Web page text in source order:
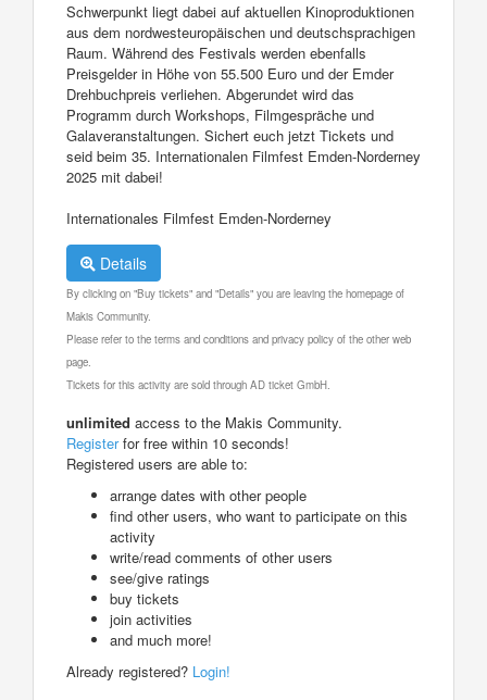
Schwerpunkt liegt dabei auf aktuellen Kinoproduktionen
aus dem nordwesteuropäischen und deutschsprachigen
Raum. Während des Festivals werden ebenfalls
Preisgelder in Höhe von 55.500 Euro und der Emder
Drehbuchpreis verliehen. Abgerundet wird das
Programm durch Workshops, Filmgespräche und
Galaveranstaltungen. Sichert euch jetzt Tickets und
seid beim 35. Internationalen Filmfest Emden-Norderney
2025 mit dabei!
Internationales Filmfest Emden-Norderney
Details
By clicking on "Buy tickets" and "Details" you are leaving the homepage of
Makis Community.
Please refer to the terms and conditions and privacy policy of the other web
page.
Tickets for this activity are sold through AD ticket GmbH.
unlimited access to the Makis Community.
Registerfor free within 10 seconds!
Registered users are able to:
arrange dates with other people
find other users, who want to participate on this
activity
write/read comments of other users
see/give ratings
buy tickets
join activities
and much more!
Already registered? Login!